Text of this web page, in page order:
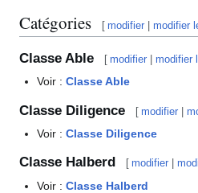
Catégories [ modifier |modifier
Classe Able [ modifier |modifier
Voir :Classe Able
Classe Diligence [ modifier |
Voir :Classe Diligence
Classe Halberd [ modifier |
Voir :Classe Halberd